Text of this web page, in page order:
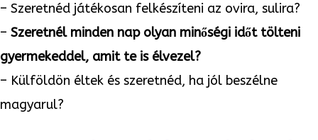
– Szeretnéd játékosan felkészíteni az ovira, sulira?
– Szeretnél minden nap olyan minőségi időt tölteni
gyermekeddel, amit te is élvezel?
– Külföldön éltek és szeretnéd, ha jól beszélne
magyarul?